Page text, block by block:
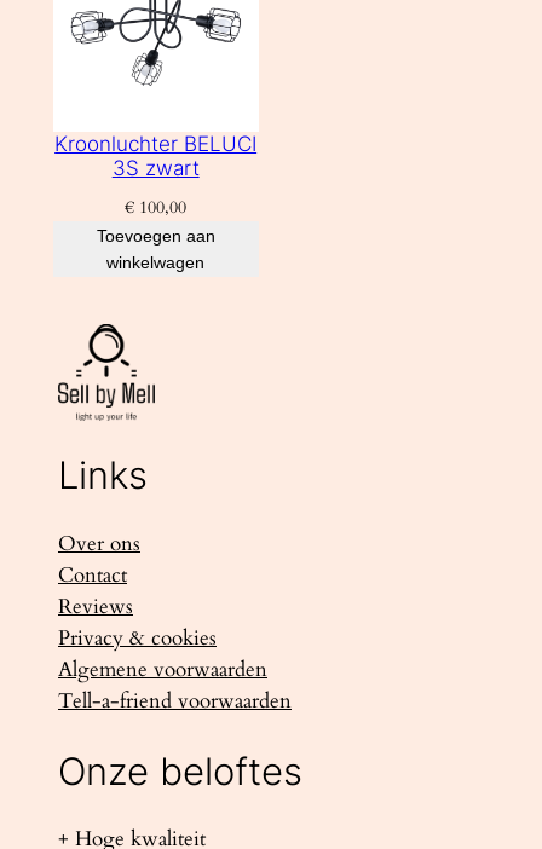
Kroonluchter BELUCI
3S zwart
€ 100,00
Toevoegen aan
winkelwagen
Links
Over ons
Contact
Reviews
Privacy & cookies
Algemene voorwaarden
Tell-a-friend voorwaarden
Onze beloftes
+ Hoge kwaliteit